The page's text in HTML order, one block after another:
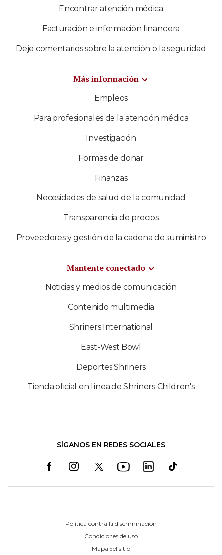
Encontrar atención médica
Facturación e información financiera
Deje comentarios sobre la atención o la seguridad
Más información
Empleos
Para profesionales de la atención médica
Investigación
Formas de donar
Finanzas
Necesidades de salud de la comunidad
Transparencia de precios
Proveedores y gestión de la cadena de suministro
Mantente conectado
Noticias y medios de comunicación
Contenido multimedia
Shriners International
East-West Bowl
Deportes Shriners
Tienda oficial en línea de Shriners Children's
SÍGANOS EN REDES SOCIALES
Política contra la discriminación
Condiciones de uso
Mapa del sitio